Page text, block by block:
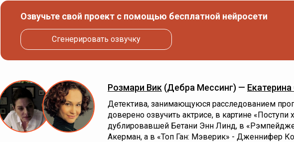
Озвучьте свой проект с помощью бесплатной нейросети
Сгенерировать озвучку
Розмари Вик (Дебра Мессинг) —
Детектива, занимающуюся расследованием
доверено озвучить актрисе, в картине «Поступи
дублировавшей Бетани Энн Линд, в
Акерман, а в «Топ Ган: Мэверик» - Дженнифер